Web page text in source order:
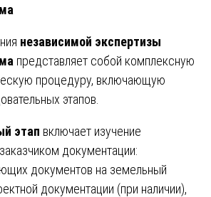
независимой экспертизы
представляет собой комплексную
процедуру, включающую
этапов.
этап включает изучение
документации:
документов на земельный
документации (при наличии),